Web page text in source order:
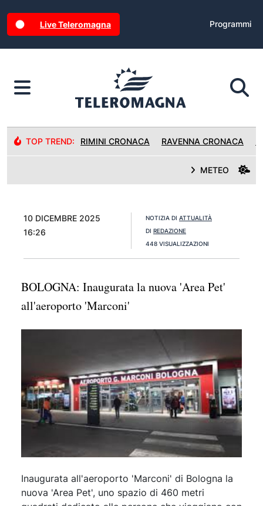
Live Teleromagna Programmi
TOP TREND: RIMINI CRONACA RAVENNA CRONACA
METEO
10 DICEMBRE 2025
16:26
NOTIZIA DI ATTUALITÀ
DI REDAZIONE
448 VISUALIZZAZIONI
BOLOGNA: Inaugurata la nuova 'Area Pet'
all'aeroporto 'Marconi'
Inaugurata all'aeroporto 'Marconi' di Bologna la
nuova 'Area Pet', uno spazio di 460 metri